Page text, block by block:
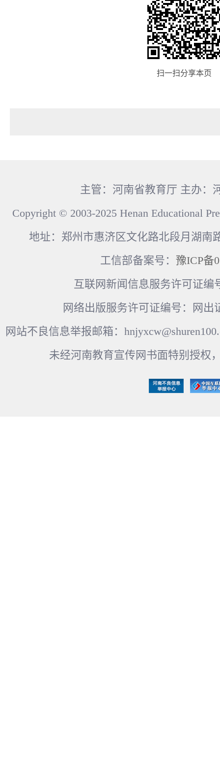
扫一扫分享本页
主管：河南省教育厅 主办：
Copyright © 2003-2025 Henan Educational
地址：郑州市惠济区文化路北段月湖南
工信部备案号： 豫ICP备
互联网新闻信息服务许可证编
网络出版服务许可证编号：网出
网站不良信息举报邮箱：
未经河南教育宣传网书面特别授权